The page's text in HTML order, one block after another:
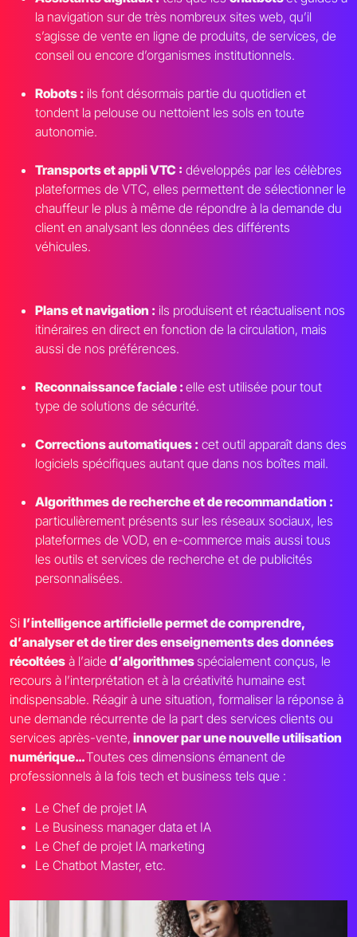
la navigation sur de très nombreux sites web, qu’il
s’agisse de vente en ligne de produits, de services, de
conseil ou encore d’organismes institutionnels.
Robots : ils font désormais partie du quotidien et
tondent la pelouse ou nettoient les sols en toute
autonomie.
Transports et appli VTC : développés par les célèbres
plateformes de VTC, elles permettent de sélectionner le
chauffeur le plus à même de répondre à la demande du
client en analysant les données des différents
véhicules.
Plans et navigation : ils produisent et réactualisent nos
itinéraires en direct en fonction de la circulation, mais
aussi de nos préférences.
Reconnaissance faciale : elle est utilisée pour tout
type de solutions de sécurité.
Corrections automatiques : cet outil apparaît dans des
logiciels spécifiques autant que dans nos boîtes mail.
Algorithmes de recherche et de recommandation :
particulièrement présents sur les réseaux sociaux, les
plateformes de VOD, en e-commerce mais aussi tous
les outils et services de recherche et de publicités
personnalisées.
Si l’intelligence artificielle permet de comprendre,
d’analyser et de tirer des enseignements des données
récoltées à l’aide d’algorithmesspécialement conçus, le
recours à l’interprétation et à la créativité humaine est
indispensable. Réagir à une situation, formaliser la réponse à
une demande récurrente de la part des services clients ou
services après-vente, innover par une nouvelle utilisation
numérique…Toutes ces dimensions émanent de
professionnels à la fois tech et business tels que :
Le Chef de projet IA
Le Business manager data et IA
Le Chef de projet IA marketing
Le Chatbot Master, etc.